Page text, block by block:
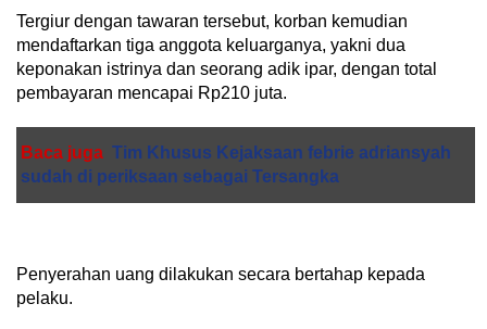
Tergiur dengan tawaran tersebut, korban kemudian
mendaftarkan tiga anggota keluarganya, yakni dua
keponakan istrinya dan seorang adik ipar, dengan total
pembayaran mencapai Rp210 juta.
Baca juga Tim Khusus Kejaksaan febrie adriansyah
sudah di periksaan sebagai Tersangka
Penyerahan uang dilakukan secara bertahap kepada
pelaku.